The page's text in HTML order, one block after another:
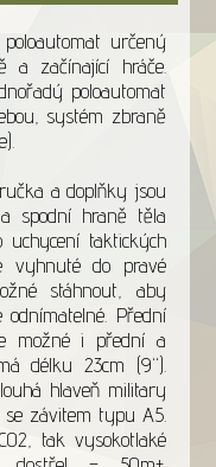
určený
a začínající hráče.
poloautomat
systém zbraně
a doplňky jsou
spodní hraně těla
taktických
vyhnuté do pravé
stáhnout, aby
Přední
možné i přední a
délku 23cm (9“).
hlaveň military
závitem typu A5.
tak vysokotlaké